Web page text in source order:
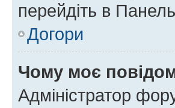
перейдіть в
Догори
Чому моє
Адміністратор